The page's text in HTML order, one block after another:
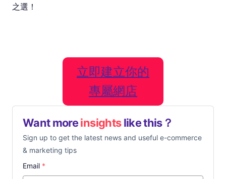
之選！
立即建立你的
專屬網店
Want moreinsightslike this？
Sign up to get the latest news and useful e-commerce
& marketing tips
Email *